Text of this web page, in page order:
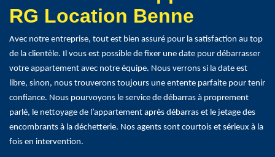
RG Location Benne
Avec notre entreprise, tout est bien assuré pour la satisfaction au top
de la clientèle. Il vous est possible de fixer une date pour débarrasser
votre appartement avec notre équipe. Nous verrons si la date est
libre, sinon, nous trouverons toujours une entente parfaite pour tenir
confiance. Nous pourvoyons le service de débarras à proprement
parlé, le nettoyage de l’appartement après débarras et le jetage des
encombrants à la déchetterie. Nos agents sont courtois et sérieux à la
fois en intervention.